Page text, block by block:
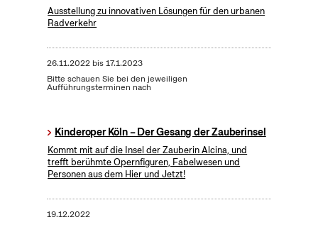
Ausstellung zu innovativen Lösungen für den urbanen
Radverkehr
26.11.2022bis17.1.2023
Bitte schauen Sie bei den jeweiligen
Aufführungsterminen nach
Kinderoper Köln – Der Gesang der Zauberinsel
Kommt mit auf die Insel der Zauberin Alcina, und
trefft berühmte Opernfiguren, Fabelwesen und
Personen aus dem Hier und Jetzt!
19.12.2022